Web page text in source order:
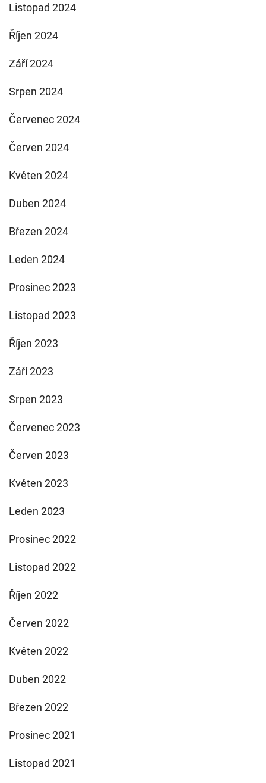
Listopad 2024
Říjen 2024
Září 2024
Srpen 2024
Červenec 2024
Červen 2024
Květen 2024
Duben 2024
Březen 2024
Leden 2024
Prosinec 2023
Listopad 2023
Říjen 2023
Září 2023
Srpen 2023
Červenec 2023
Červen 2023
Květen 2023
Leden 2023
Prosinec 2022
Listopad 2022
Říjen 2022
Červen 2022
Květen 2022
Duben 2022
Březen 2022
Prosinec 2021
Listopad 2021